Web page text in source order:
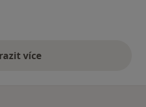
více
výše uvedené názory